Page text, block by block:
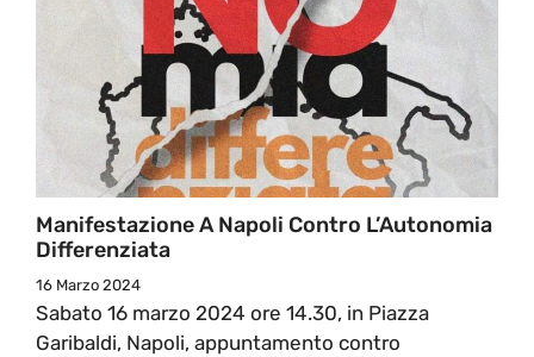
Manifestazione A Napoli Contro L’Autonomia
Differenziata
16 Marzo 2024
Sabato 16 marzo 2024 ore 14.30, in Piazza
Garibaldi, Napoli, appuntamento contro